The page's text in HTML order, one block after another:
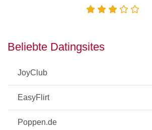
Beliebte Datingsites
JoyClub
EasyFlirt
Poppen.de